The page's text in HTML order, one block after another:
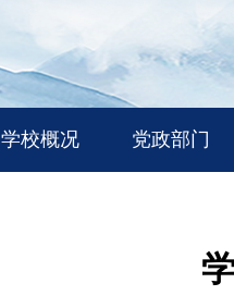
学校概况 党政部门